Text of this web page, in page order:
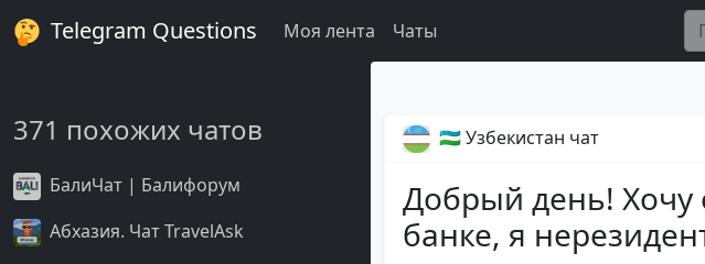
Telegram Questions Моя лента Чаты
371 похожих чатов
БалиЧат | Балифорум
Абхазия. Чат TravelAsk
🇺🇿 Узбекистан чат
Добрый день! Хочу
банке, я